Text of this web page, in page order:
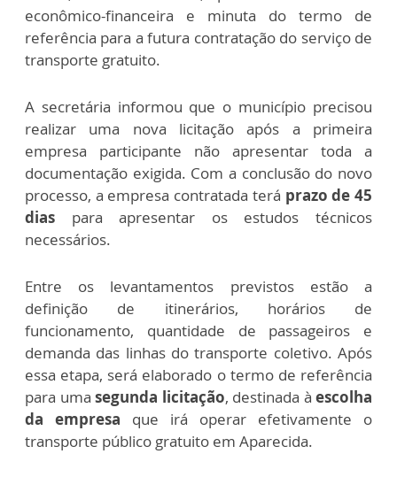
econômico-financeira e minuta do termo de
referência para a futura contratação do serviço de
transporte gratuito.
A secretária informou que o município precisou
realizar uma nova licitação após a primeira
empresa participante não apresentar toda a
documentação exigida. Com a conclusão do novo
processo, a empresa contratada terá prazo de 45
dias para apresentar os estudos técnicos
necessários.
Entre os levantamentos previstos estão a
definição de itinerários, horários de
funcionamento, quantidade de passageiros e
demanda das linhas do transporte coletivo. Após
essa etapa, será elaborado o termo de referência
para uma segunda licitação, destinada à escolha
da empresa que irá operar efetivamente o
transporte público gratuito em Aparecida.